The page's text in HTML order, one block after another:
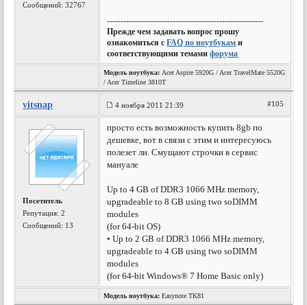
Сообщений: 32767
---------------------------------------------------------
Прежде чем задавать вопрос прошу
ознакомиться сFAQ по ноутбукам и
соответствующими темамифорума
Модель ноутбука: Acer Aspire 5920G / Acer TravelMate 5520G
/ Acer Timeline 3810T
vitsnap 4 ноября 2011 21:39 #105
Посетитель
Репутация:2
Сообщений: 13
просто есть возможность купить 8gb по
дешевке, вот в связи с этим и интересуюсь
полезет ли. Смущают строчки в сервис
мануале
Up to 4 GB of DDR3 1066 MHz memory,
upgradeable to 8 GB using two soDIMM
modules
(for 64-bit OS)
• Up to 2 GB of DDR3 1066 MHz memory,
upgradeable to 4 GB using two soDIMM
modules
(for 64-bit Windows® 7 Home Basic only)
Модель ноутбука: Easynote TK81